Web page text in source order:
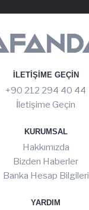
İLETIŞIME GEÇIN
+90 212 294 40 44
İletişime Geçin
KURUMSAL
Hakkımızda
Bizden Haberler
Banka Hesap Bilgileri
YARDIM